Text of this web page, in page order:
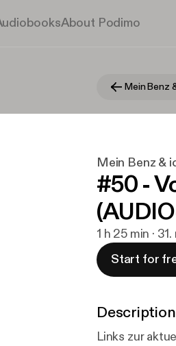
About Podimo
Mein Benz
Mein Benz &
#50 -
1 h 25 min ·
Start for
Description